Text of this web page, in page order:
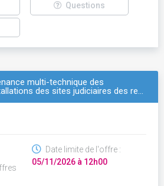
Questions
multi-technique des
des sites judiciaires des re…
Date limite de l'offre :
05/11/2026 à 12h00